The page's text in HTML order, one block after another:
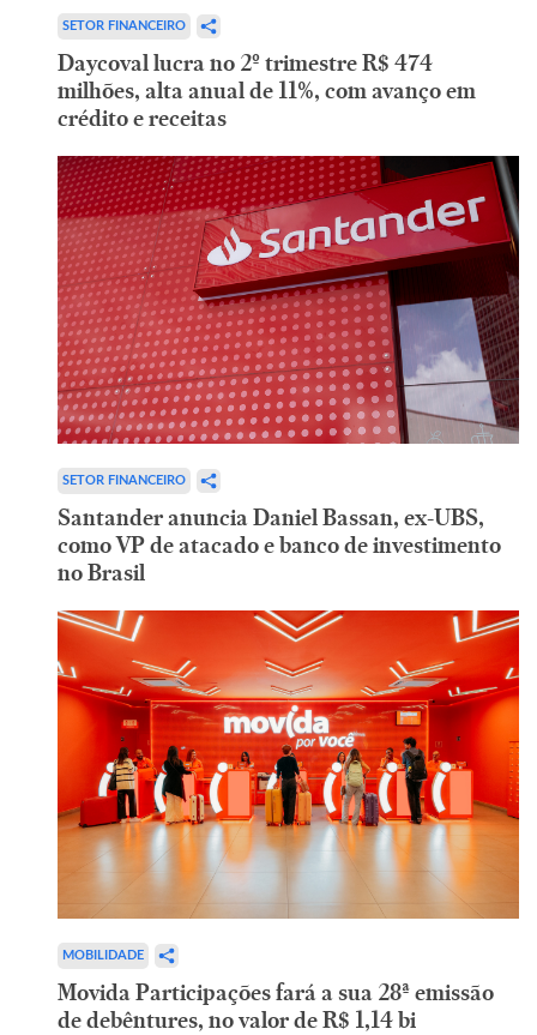
SETOR FINANCEIRO
Daycoval lucra no 2º trimestre R$ 474
milhões, alta anual de 11%, com avanço em
crédito e receitas
SETOR FINANCEIRO
Santander anuncia Daniel Bassan, ex-UBS,
como VP de atacado e banco de investimento
no Brasil
MOBILIDADE
Movida Participações fará a sua 28ª emissão
de debêntures, no valor de R$ 1,14 bi